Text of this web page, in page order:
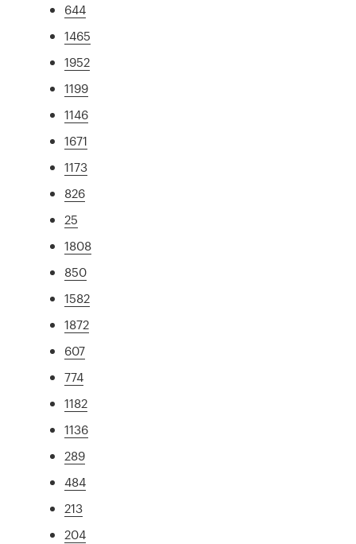
644
1465
1952
1199
1146
1671
1173
826
25
1808
850
1582
1872
607
774
1182
1136
289
484
213
204